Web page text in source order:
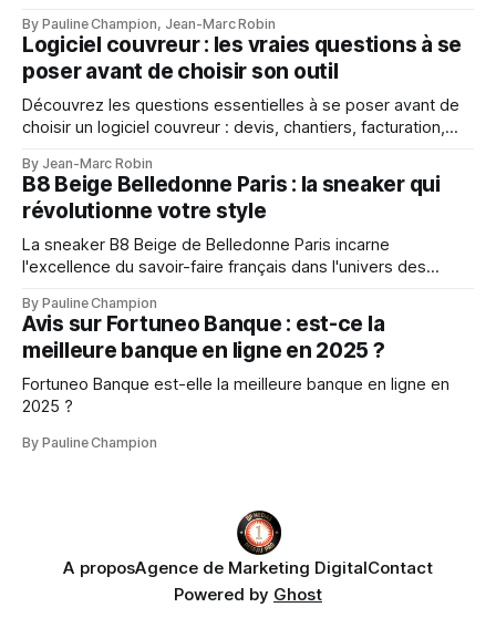
activité.
By Pauline Champion, Jean-Marc Robin
Logiciel couvreur : les vraies questions à se
poser avant de choisir son outil
Découvrez les questions essentielles à se poser avant de
choisir un logiciel couvreur : devis, chantiers, facturation,
By Jean-Marc Robin
B8 Beige Belledonne Paris : la sneaker qui
révolutionne votre style
La sneaker B8 Beige de Belledonne Paris incarne
l'excellence du savoir-faire français dans l'univers des
By Pauline Champion
Avis sur Fortuneo Banque : est-ce la
meilleure banque en ligne en 2025 ?
Fortuneo Banque est-elle la meilleure banque en ligne en
2025 ?
By Pauline Champion
A proposAgence de Marketing DigitalContact
Powered by Ghost